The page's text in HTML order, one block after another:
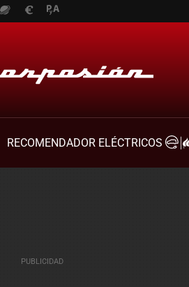
RECOMENDADOR ELÉCTRICOS